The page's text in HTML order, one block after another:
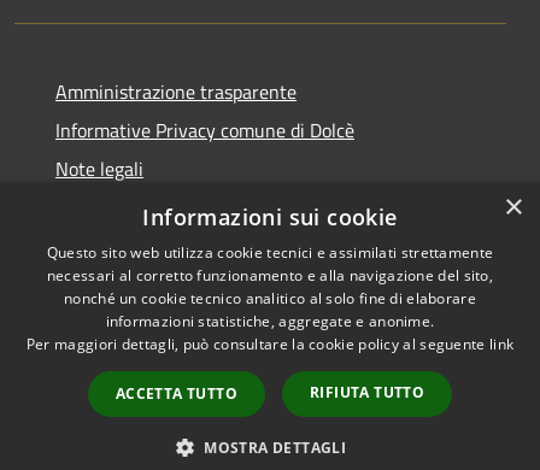
Amministrazione trasparente
Informative Privacy comune di Dolcè
Note legali
Dichiarazione di accessibilità
Accessibilità
Copyright © 2026 • Comune di
Dolcè • Powered by
Municipium•
Accesso
redazione
×
Informazioni sui cookie
Questo sito web utilizza cookie tecnici e assimilati strettamente
necessari al corretto funzionamento e alla navigazione del sito,
nonché un cookie tecnico analitico al solo fine di elaborare
informazioni statistiche, aggregate e anonime.
Per maggiori dettagli, può consultare la cookie policy al seguente link
ACCETTA TUTTO RIFIUTA TUTTO
MOSTRA DETTAGLI